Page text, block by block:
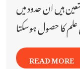
ہیں ان حدود میں
کا حصول ہوسکتا
READ MORE